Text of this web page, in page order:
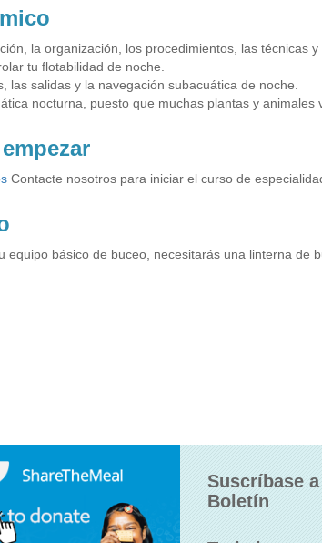
la organización, los procedimientos, las técnicas
tu flotabilidad de noche.
las salidas y la navegación subacuática de noche.
nocturna, puesto que muchas plantas y animales
Contacte nosotros para iniciar el curso de
equipo básico de buceo, necesitarás una linterna de
Suscríbase
Boletín